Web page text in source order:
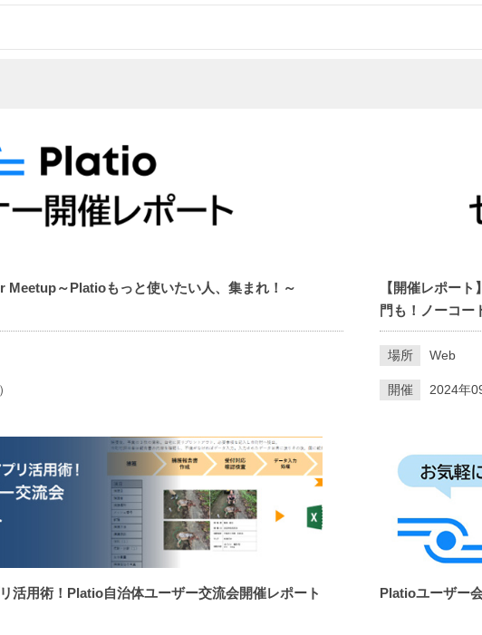
Meetup～Platioもっと使いたい人、集まれ！～
【開催レポー
門も！ノーコー
場所 Web
開催 2024年
活用術！Platio⾃治体ユーザー交流会開催レポート Platioユーザー